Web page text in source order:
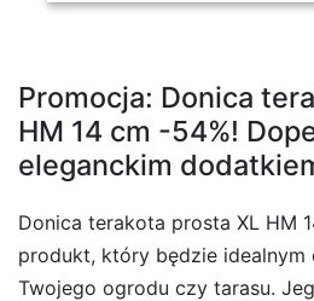
Promocja: Donica
HM 14 cm -54%!
eleganckim
Donica terakota prosta XL HM
produkt, który będzie idealnym
Twojego ogrodu czy tarasu.